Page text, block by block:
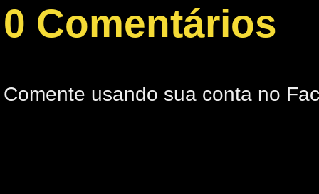
0 Comentários
Comente usando sua conta no